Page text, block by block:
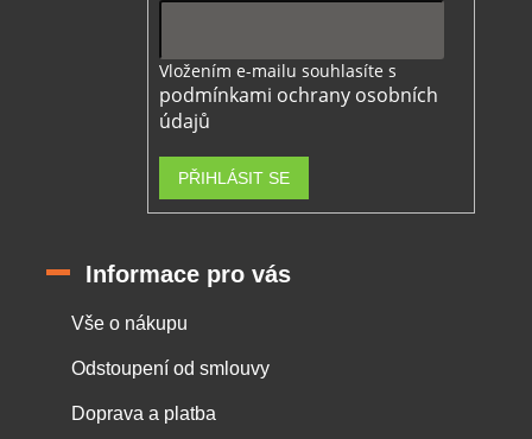
Vložením e-mailu souhlasíte s
podmínkami ochrany osobních
údajů
PŘIHLÁSIT SE
Informace pro vás
Vše o nákupu
Odstoupení od smlouvy
Doprava a platba